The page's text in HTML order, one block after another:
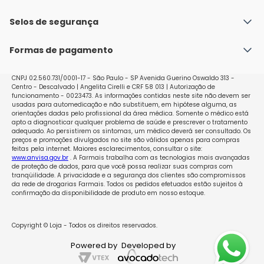
dentista. Xarope Fluiteína é um medicamento que não
informações da bula antes de utilizá-lo e, se
medicamento, suspenda o uso e procure orientação
médica. Fluiteína deve ser administrada somente por
via oral e não deve ser diluída. Dosagem Pediátrico
(crianças acima de 2 anos) Fluiteína xarbope
pediátrico 20 mg/mL: Idade Dose Frequência 2 a 4
anos 100 mg (5 mL) 2 a 3 vezes ao dia ou a critério
médico Acima de 4 anos 100 mg (5 mL) 3 a 4 vezes ao
dia ou a critério médico Adultos As doses descritas a
seguir poderão ser aumentadas até o dobro a critério
médico. Fluiteína xarope adulto 40 mg/mL Dose de
600 mg (15 mL), 1 vez ao dia, de preferência à noite.A
desaparecendo os sintomas procure um médico.
Indicações específicas para uso adulto e pediátrico
Complicação Pulmonar da Fibrose Cística A posologia
Nossas lojas
Política de Envio
Políticas de Trocas e Devoluções
Selos de segurança
Formas de pagamento
CNPJ 02.560.731/0001-17 - São Paulo - SP Avenida Guerino Oswaldo 313 -
Centro - Descalvado | Angelita Cirelli e CRF 58 013 | Autorização de
funcionamento - 0023473. As informações contidas neste site não devem ser
usadas para automedicação e não substituem, em hipótese alguma, as
orientações dadas pelo profissional da área médica. Somente o médico está
apto a diagnosticar qualquer problema de saúde e prescrever o tratamento
adequado. Ao persistirem os sintomas, um médico deverá ser consultado. Os
preços e promoções divulgados no site são válidos apenas para compras
feitas pela internet. Maiores esclarecimentos, consultar o site:
www.anvisa.gov.br. A Farmais trabalha com as tecnologias mais avançadas
de proteção de dados, para que você possa realizar suas compras com
tranqüilidade. A privacidade e a segurança dos clientes são compromissos
da rede de drogarias Farmais. Todos os pedidos efetuados estão sujeitos à
confirmação da disponibilidade de produto em nosso estoque.
Copyright © Loja - Todos os direitos reservados.
Powered by Developed by